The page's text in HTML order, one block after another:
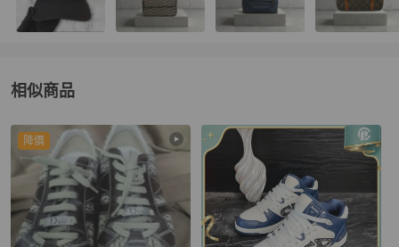
相似商品
更多相似Dior男鞋推薦精品
降價